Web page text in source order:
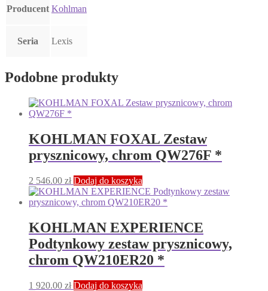
Producent Kohlman
Seria Lexis
Podobne produkty
KOHLMAN FOXAL Zestaw
prysznicowy, chrom QW276F *
2 546.00 zł Dodaj do koszyka
KOHLMAN EXPERIENCE
Podtynkowy zestaw prysznicowy,
chrom QW210ER20 *
1 920.00 zł Dodaj do koszyka